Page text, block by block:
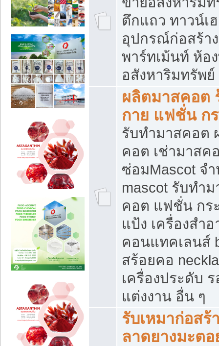
ตึกแถว ทาวน์เ
อุปกรณ์ก่อสร้า
พาร์ทเม้นท์ ห้อ
อสังหาริมทรัพ
ผลิตมาสคอต
กาย แฟชั่น กร
รับทำมาสคอต
คอต เช่ามาสค
ซ่อมMascot จ
mascot รับทำ
คอต แฟชั่น กระ
แป้ง เครื่องสำ
คอนแทคเลนส์
สร้อยคอ
เครื่องประดับ ร
แต่งงาน อื่น ๆ
รับเหมาก่อส
ลาดยางมะต